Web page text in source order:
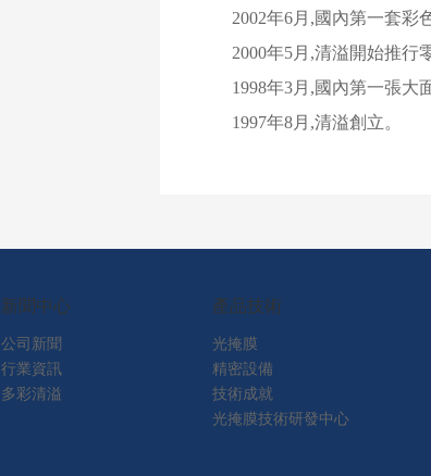
2002年6月,國內第一套彩
2000年5月,清溢開始推行
1998年3月,國內第一張大
1997年8月,清溢創立。
新聞中心
公司新聞
行業資訊
多彩清溢
產品技術
光掩膜
精密設備
技術成就
光掩膜技術研發中心